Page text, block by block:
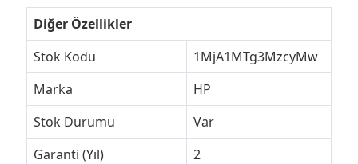
Diğer Özellikler
Stok Kodu
1MjA1MTg3MzcyMw
Marka
HP
Stok Durumu
Var
Garanti (Yıl)
2